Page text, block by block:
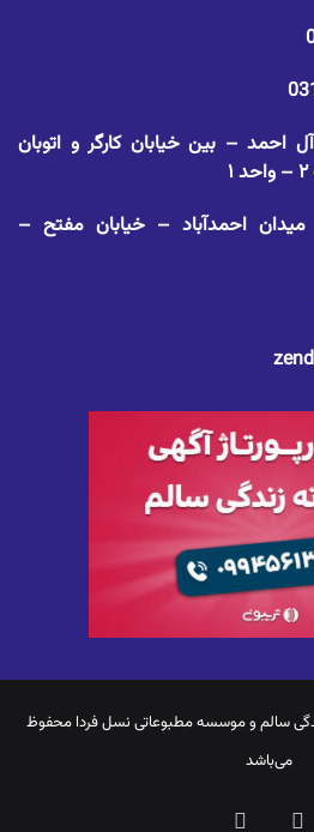
احمد – بین خیابان کارگر و اتوبان
احمدآباد – خیابان مفتح –
سالم و موسسه مطبوعاتی نسل فردا محفوظ
می‌باشد
یوتیوب